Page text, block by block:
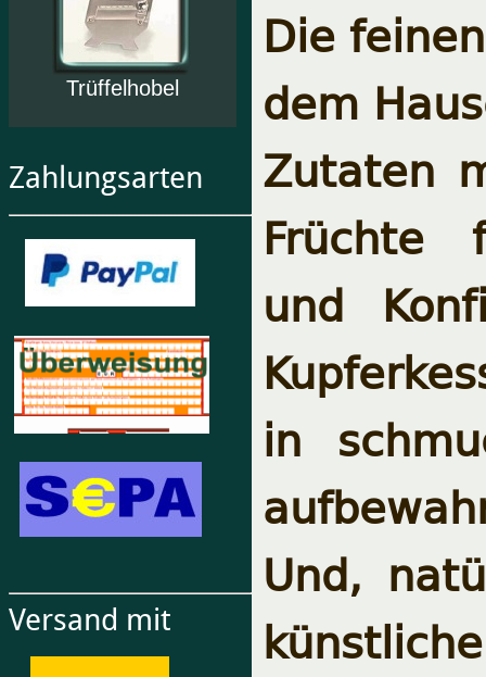
Trüffelhobel
Zahlungsarten
Versand mit
Die
dem
Zutaten
Früchte
und
in
Und,